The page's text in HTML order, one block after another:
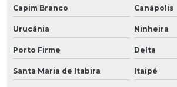
Capim Branco Canápolis
Urucânia Ninheira
Porto Firme Delta
Santa Maria de Itabira Itaipé